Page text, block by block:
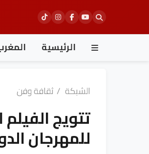
الرئيسية
الشبكة / ثقافة وفن
تتويج
للمهرجان